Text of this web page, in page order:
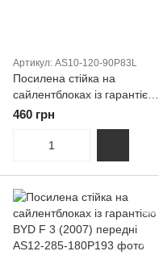
Артикул: AS10-120-90P83L
Посилена стійка на
сайлентблоках із гарантією
BYD F 6, G6 2012 задня ліва
460 грн